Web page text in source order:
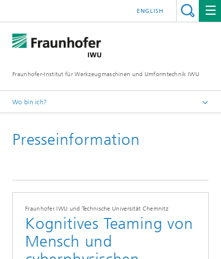
Fraunhofer-Institut für Werkzeugmaschinen und Umformtechnik IWU
ENGLISH
Wo bin ich?
Newsroom / Presse
Presseinformation
Fraunhofer IWU und Technische Universität Chemnitz
Kognitives Teaming von
Mensch und